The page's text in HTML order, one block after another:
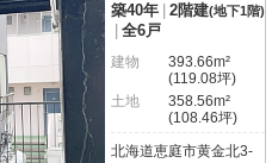
築40年 2階建(地下1階)
全6戸
建物
393.66m²
(119.08坪)
土地
358.56m²
(108.46坪)
北海道恵庭市黄金北3-